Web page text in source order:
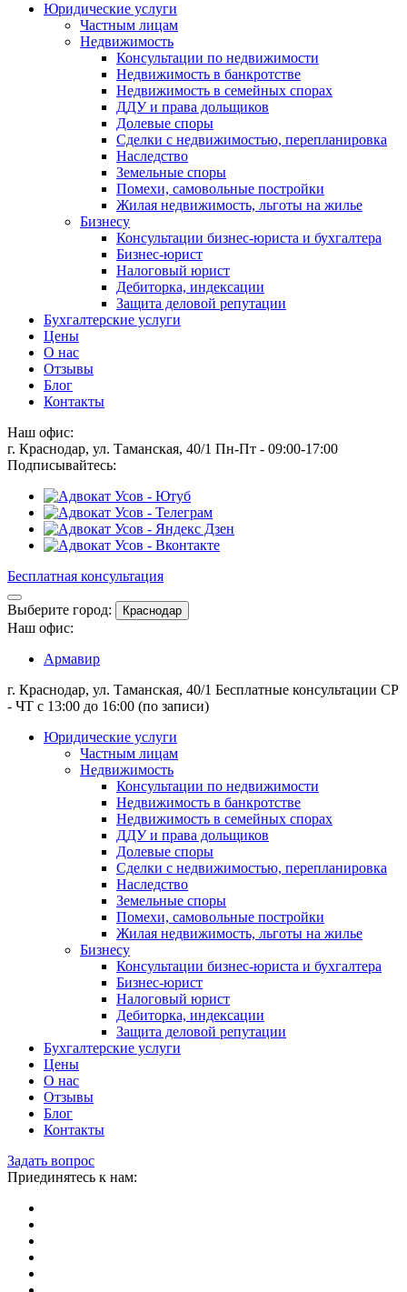
Юридические услуги
Частным лицам
Недвижимость
Консультации по недвижимости
Недвижимость в банкротстве
Недвижимость в семейных спорах
ДДУ и права дольщиков
Долевые споры
Сделки с недвижимостью, перепланировка
Наследство
Земельные споры
Помехи, самовольные постройки
Жилая недвижимость, льготы на жилье
Бизнесу
Консультации бизнес-юриста и бухгалтера
Бизнес-юрист
Налоговый юрист
Дебиторка, индексации
Защита деловой репутации
Бухгалтерские услуги
Цены
О нас
Отзывы
Блог
Контакты
Наш офис:
г. Краснодар, ул. Таманская, 40/1 Пн-Пт - 09:00-17:00
Подписывайтесь:
Бесплатная консультация
Выберите город: Краснодар
Наш офис:
Армавир
г. Краснодар, ул. Таманская, 40/1 Бесплатные консультации СР
- ЧТ с 13:00 до 16:00 (по записи)
Юридические услуги
Частным лицам
Недвижимость
Консультации по недвижимости
Недвижимость в банкротстве
Недвижимость в семейных спорах
ДДУ и права дольщиков
Долевые споры
Сделки с недвижимостью, перепланировка
Наследство
Земельные споры
Помехи, самовольные постройки
Жилая недвижимость, льготы на жилье
Бизнесу
Консультации бизнес-юриста и бухгалтера
Бизнес-юрист
Налоговый юрист
Дебиторка, индексации
Защита деловой репутации
Бухгалтерские услуги
Цены
О нас
Отзывы
Блог
Контакты
Задать вопрос
Приединятесь к нам: